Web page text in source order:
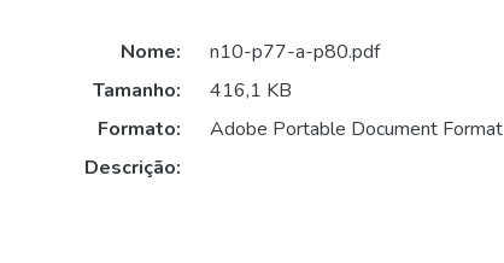
Nome:
n10-p77-a-p80.pdf
Tamanho:
416,1 KB
Formato:
Adobe Portable Document Format
Descrição: